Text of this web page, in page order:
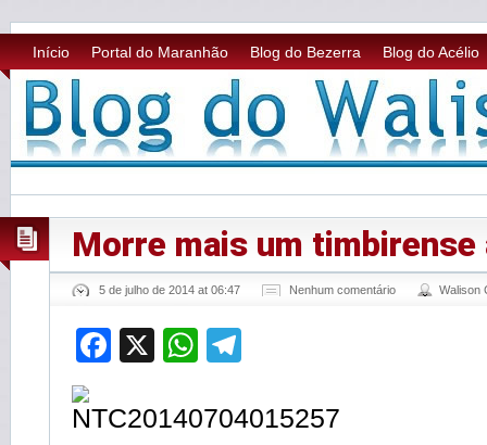
Início Portal do Maranhão Blog do Bezerra Blog do Acélio
Morre mais um timbirense
5 de julho de 2014 at 06:47 Nenhum comentário Walison
Facebook
X WhatsApp